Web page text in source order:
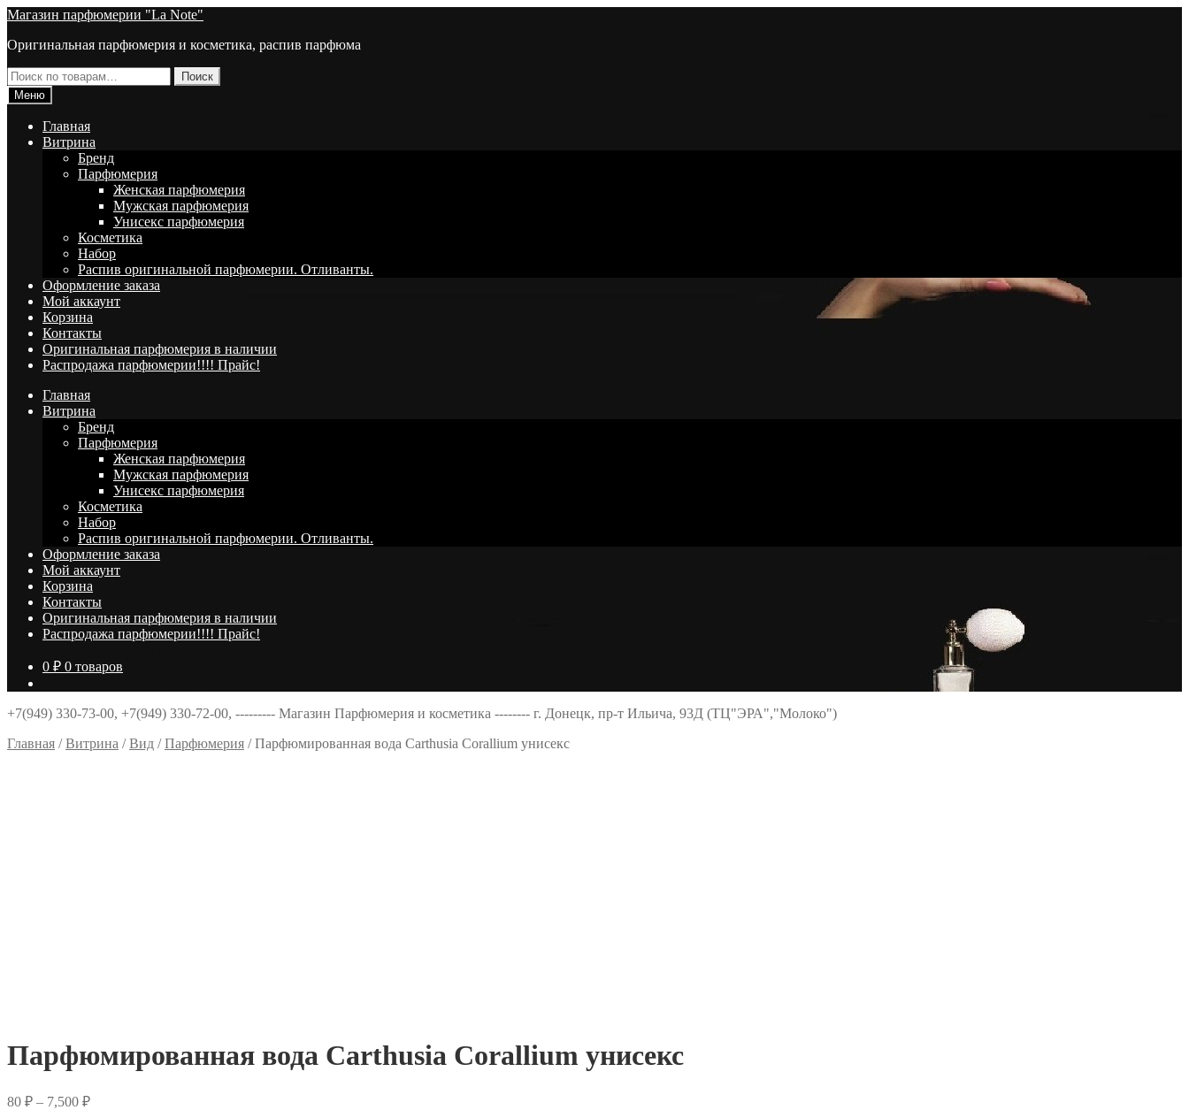
Перейти
навигации
Перейти
содержимому
Магазин парфюмерии "La Note"
Оригинальная парфюмерия и косметика, распив парфюма
Искать:
Поиск
Меню
Главная
Витрина
Брeнд
Парфюмерия
Женская парфюмерия
Мужская парфюмерия
Унисекс парфюмерия
Косметика
Набор
Распив оригинальной парфюмерии. Отливанты.
Оформление заказа
Мой аккаунт
Корзина
Контакты
Оригинальная парфюмерия в наличии
Распродажа парфюмерии!!!! Прайс!
Главная
Витрина
Брeнд
Парфюмерия
Женская парфюмерия
Мужская парфюмерия
Унисекс парфюмерия
Косметика
Набор
Распив оригинальной парфюмерии. Отливанты.
Оформление заказа
Мой аккаунт
Корзина
Контакты
Оригинальная парфюмерия в наличии
Распродажа парфюмерии!!!! Прайс!
0 ₽ 0 товаров
+7(949) 330-73-00, +7(949) 330-72-00, --------- Магазин Парфюмерия и косметика -------- г. Донецк, пр-т Ильича, 93Д (ТЦ"ЭРА","Молоко")
Главная /Витрина /Вид /Парфюмерия /Парфюмированная вода Carthusia Corallium унисекс
Парфюмированная вода Carthusia Corallium унисекс
80 ₽ – 7,500 ₽Диапазон